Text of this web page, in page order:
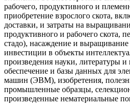
рабочего, продуктивного и
приобретение взрослого скота,
доставки, и затраты на
продуктивного и рабочего скота,
стадо), насаждение и выращивание
инвестиции в объекты
произведения науки, литературы
обеспечение и базы данных для
машин (ЭВМ), изобретения,
промышленные образцы,
произведенные нематериальные